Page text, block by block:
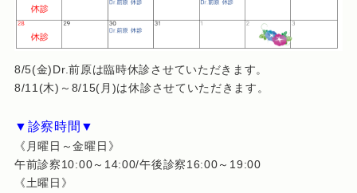
8/5(金)Dr.前原は臨時休診させていただきます。
8/11(木)～8/15(月)は休診させていただきます。
▼診察時間▼
《月曜日～金曜日》
午前診察10:00～14:00/午後診察16:00～19:00
《土曜日》